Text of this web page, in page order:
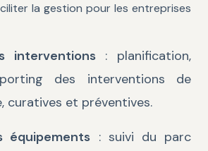
la gestion pour les entreprises
interventions : planification,
des interventions de
curatives et préventives.
équipements : suivi du parc